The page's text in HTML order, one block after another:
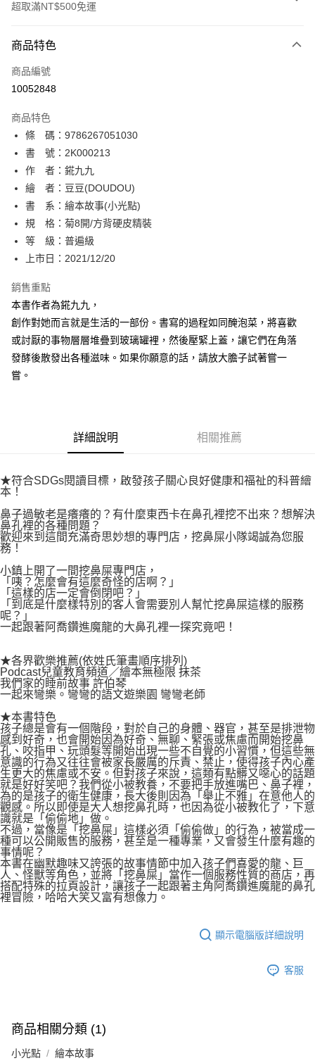
超取滿NT$500免運
信用卡一次付款
超商取貨付款
相關說明
【關於「AFTEE先享後付」】
AFTEE先享後付是「在收到商品之後才付款」的支付方式。 讓您購物簡單
便利好安心！
１．簡單：不需註冊會員、不需綁卡、不需儲值。
２．便利：只要手機號碼，簡訊認證，即可結帳。
３．安心：先確認商品／服務後，再付款。
【「AFTEE先享後付」結帳流程】
１．於結帳方式選擇「AFTEE先享後付」後，將跳轉至「AFTEE先享後付」
結帳頁面，進行簡訊認證並確認金額後，即可完成結帳。
２．訂單成立數日內，您將收到繳費通知簡訊。
ATM／網路銀行／等多元方式進行付款，方視為交易完成。
※ 請注意：結帳手續完成當下不需立刻繳費，但若您需要取消訂單，請聯絡
購買商品的店家。未經商家同意取消之訂單仍視為有效，需透過AFTEE先享
後付繳納相關費用。
※ 交易是否成功請以「AFTEE先享後付 」之結帳頁面顯示為準，若有關於
是否繳費成功／繳費後需取消欲退款等相關疑問，請聯繫「AFTEE先享後付
權轉讓予恩沛科技股份有限公司。
２．關於個人資料處理事宜，請瀏覽以下網址：
https://aftee.tw/terms/#terms3
「AFTEE先享後付」，若未經同意申辦者引起之損失，本公司不負相關責
任。
４．使用「AFTEE先享後付」時，將依據個別帳號之用戶狀況，依本公司即
時審查核予不同之上限額度；若仍有額度不足之情形，本公司將視審查結果
請求用戶進行身份認證。
５．嚴禁一人註冊多個帳號或使用他人資訊註冊。若發現惡意使用之情形，
ATM付款
運送方式
全家取貨付款
每筆NT$80，滿NT$500(含以上)免運費
付款後全家取貨
每筆NT$80，滿NT$500(含以上)免運費
付款後萊爾富取貨
每筆NT$80，滿NT$500(含以上)免運費
付款後7-11取貨
每筆NT$80，滿NT$500(含以上)免運費
宅配
每筆NT$100，滿NT$800(含以上)免運費
國家/地區配送 查看運費
商品特色
商品編號
10052848
商品特色
條 碼：9786267051030
書 號：2K000213
作 者：錵九九
繪 者：豆豆(DOUDOU)
書 系：繪本故事(小光點)
規 格：菊8開/方背硬皮精裝
等 級：普遍級
上市日：2021/12/20
銷售重點
本書作者為錵九九，
創作對她而言就是生活的一部份。書寫的過程如同醃泡菜，將喜歡
或討厭的事物層層堆疊到玻璃罐裡，然後壓緊上蓋，讓它們在角落
發酵後散發出各種滋味。如果你願意的話，請放大膽子試著嘗一
嘗。
詳細說明 相關推薦
★符合SDGs閱讀目標，啟發孩子關心良好健康和福祉的科普繪
本！
鼻子過敏老是癢癢的？有什麼東西卡在鼻孔裡挖不出來？想解決
鼻孔裡的各種問題？
歡迎來到這間充滿奇思妙想的專門店，挖鼻屎小隊竭誠為您服
務！
小鎮上開了一間挖鼻屎專門店，
「咦？怎麼會有這麼奇怪的店啊？」
「這樣的店一定會倒閉吧？」
「到底是什麼樣特別的客人會需要別人幫忙挖鼻屎這樣的服務
呢？」
一起跟著阿喬鑽進魔龍的大鼻孔裡一探究竟吧！
★各界歡樂推薦(依姓氏筆畫順序排列)
Podcast兒童教育頻道／繪本無極限 抹茶
我們家的睡前故事 許伯琴
一起來彎樂。彎彎的語文遊樂園 彎彎老師
★本書特色
孩子總是會有一個階段，對於自己的身體、器官，甚至是排泄物
感到好奇，也會開始因為好奇、無聊、緊張或焦慮而開始挖鼻
孔、咬指甲、玩頭髮等開始出現一些不自覺的小習慣，但這些無
意識的行為又往往會被家長嚴厲的斥責、禁止，使得孩子內心產
生更大的焦慮或不安。但對孩子來說，這類有點髒又噁心的話題
就是好好笑吧？我們從小被教養，不要把手放進嘴巴、鼻子裡，
為的是孩子的衛生健康，長大後則因為「舉止不雅」在意他人的
觀感。所以即使是大人想挖鼻孔時，也因為從小被教化了，下意
識就是「偷偷地」做。
不過，當像是「挖鼻屎」這樣必須「偷偷做」的行為，被當成一
種可以公開販售的服務，甚至是一種專業，又會發生什麼有趣的
事情呢？
本書在幽默趣味又誇張的故事情節中加入孩子們喜愛的龍、巨
人、怪獸等角色，並將「挖鼻屎」當作一個服務性質的商店，再
搭配特殊的拉頁設計，讓孩子一起跟著主角阿喬鑽進魔龍的鼻孔
裡冒險，哈哈大笑又富有想像力。
顯示電腦版詳細說明
客服
商品相關分類 (1)
小光點 繪本故事